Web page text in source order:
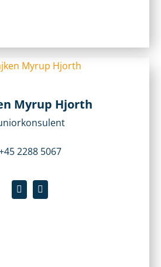
Myrup Hjorth
2288 5067